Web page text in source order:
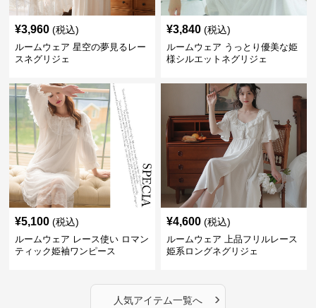
¥3,960 (税込)
ルームウェア 星空の夢見るレー
スネグリジェ
¥3,840 (税込)
ルームウェア うっとり優美な姫
様シルエットネグリジェ
¥5,100 (税込)
ルームウェア レース使い ロマン
ティック姫袖ワンピース
¥4,600 (税込)
ルームウェア 上品フリルレース
姫系ロングネグリジェ
人気アイテム一覧へ ›